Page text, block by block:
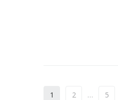
1 2 … 5